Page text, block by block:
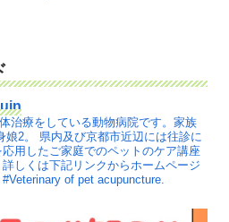
治療をしている動物病院です。家族
2。
県内及び京都市近辺には往診に
応用したご家庭でのペットのケア講座
詳しくは下記リンクからホームページ
#Veterinary of pet acupuncture.